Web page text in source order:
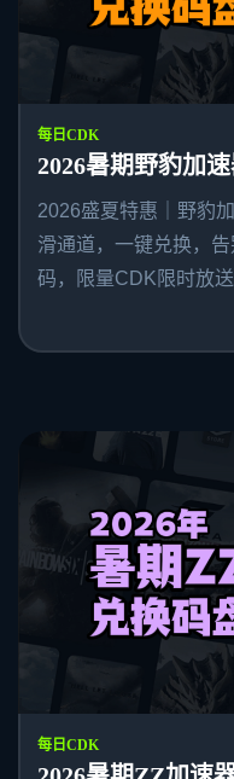
每日CDK
2026暑期野豹加
2026盛夏特惠｜野豹
滑通道，一键兑换，
码，限量CDK限时放
每日CDK